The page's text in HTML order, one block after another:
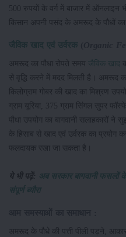
500 रुपयों के वर्ग में बाजार में ऑनलाइन
किसान अपनी पसंद के अमरूद के पौधों
जैविक खाद एवं उर्वरक(
अमरूद का पौधा रोपते समय जैविक खाद
से वृद्धि करने में मदद मिलती है। अमरूद
किलोग्राम गोबर की खाद का मिश्रण
ग्राम यूरिया, 375 ग्राम सिंगल सुपर
पौधा उपयोग का बागवानी सलाहकारों
के हिसाब से खाद एवं उर्वरक का प्रयोग
फलदायक रखा जा सकता है।
ये भी पढ़ें: अब सरकार बागवानी फसलों
संपूर्ण ब्यौरा
अमरूद के पौधे की पत्ती पीली पड़ने,